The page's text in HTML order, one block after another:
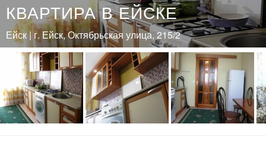
КВАРТИРА В ЕЙСКЕ
Ейск | г. Ейск, Октябрьская улица, 215/2